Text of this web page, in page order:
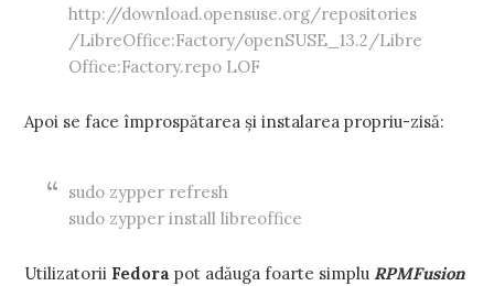
http://download.opensuse.org/repositories
/LibreOffice:Factory/openSUSE_13.2/Libre
Office:Factory.repo LOF
Apoi se face împrospătarea și instalarea propriu-zisă:
sudo zypper refresh
sudo zypper install libreoffice
Utilizatorii Fedora pot adăuga foarte simpluRPMFusion